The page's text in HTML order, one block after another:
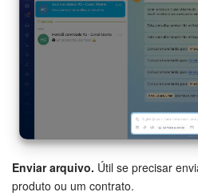
Enviar arquivo. Útil se precisar
produto ou um contrato.